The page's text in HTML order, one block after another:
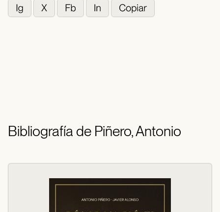
Bibliografía de Piñero, Antonio